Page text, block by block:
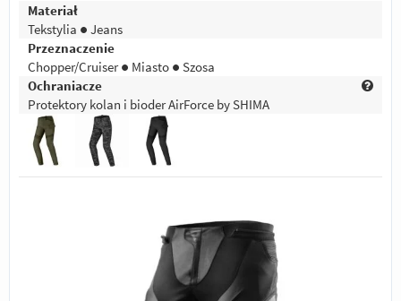
Materiał
Tekstylia ● Jeans
Przeznaczenie
Chopper/Cruiser ● Miasto ● Szosa
Ochraniacze
Protektory kolan i bioder AirForce by SHIMA